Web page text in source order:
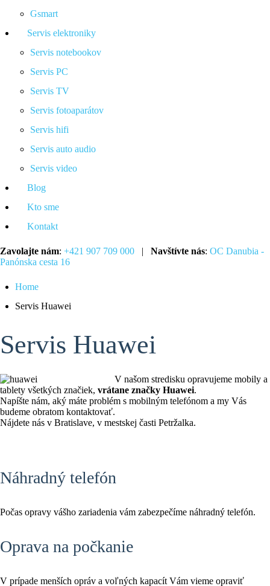
Gsmart
Servis elektroniky
Servis notebookov
Servis PC
Servis TV
Servis fotoaparátov
Servis hifi
Servis auto audio
Servis video
Blog
Kto sme
Kontakt
Zavolajte nám: +421 907 709 000 | Navštívte nás: OC Danubia -
Panónska cesta 16
Home
Servis Huawei
Servis Huawei
V našom stredisku opravujeme mobily a
tablety všetkých značiek, vrátane značky Huawei.
Napíšte nám, aký máte problém s mobilným telefónom a my Vás
budeme obratom kontaktovať.
Nájdete nás v Bratislave, v mestskej časti Petržalka.
Náhradný telefón
Počas opravy vášho zariadenia vám zabezpečíme náhradný telefón.
Oprava na počkanie
V prípade menších opráv a voľných kapacít Vám vieme opraviť